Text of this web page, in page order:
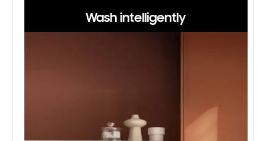
Wash intelligently